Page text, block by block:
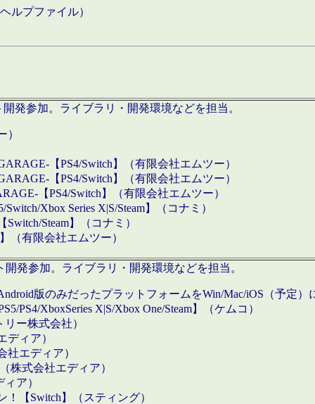
ルプファイル）
発参加。ライブラリ・開発環境などを担当。
）
【PS4/Switch】（有限会社エムツー）
【PS4/Switch】（有限会社エムツー）
【PS4/Switch】（有限会社エムツー）
Xbox Series X|S/Steam】（コナミ）
Steam】（コナミ）
（有限会社エムツー）
発参加。ライブラリ・開発環境などを担当。
版のみだったプラットフォームをWin/Mac/iOS（予定）
PS4/XboxSeries X|S/Xbox One/Steam】（ケムコ）
ー株式会社）
ディア）
社エディア）
株式会社エディア）
ア）
【Switch】（スティング）